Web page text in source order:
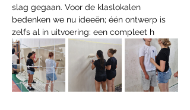
slag gegaan. Voor de klaslokalen
bedenken we nu ideeën; één ontwerp is
zelfs al in uitvoering: een compleet h